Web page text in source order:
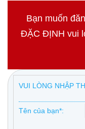
Bạn muốn
ĐẶC ĐỊNH vui
VUI LÒNG NHẬP
Tên của bạn*: